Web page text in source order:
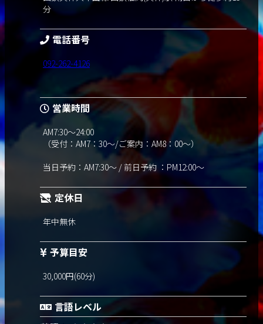
分
電話番号
092-262-4126
営業時間
AM7:30～24:00
（受付：AM7：30～/ご案内：AM8：00～）
当日予約：AM7:30～ / 前日予約 ：PM12:00～
定休日
年中無休
予算目安
30,000円(60分)
言語レベル